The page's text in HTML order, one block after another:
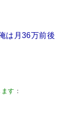
は月36万前後
す ：